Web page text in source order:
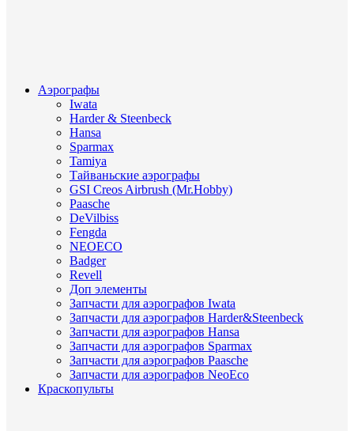
Аэрографы
Iwata
Harder & Steenbeck
Hansa
Sparmax
Tamiya
Тайваньские аэрографы
GSI Creos Airbrush (Mr.Hobby)
Paasche
DeVilbiss
Fengda
NEOECO
Badger
Revell
Доп элементы
Запчасти для аэрографов Iwata
Запчасти для аэрографов Harder&Steenbeck
Запчасти для аэрографов Hansa
Запчасти для аэрографов Sparmax
Запчасти для аэрографов Paasche
Запчасти для аэрографов NeoEco
Краскопульты